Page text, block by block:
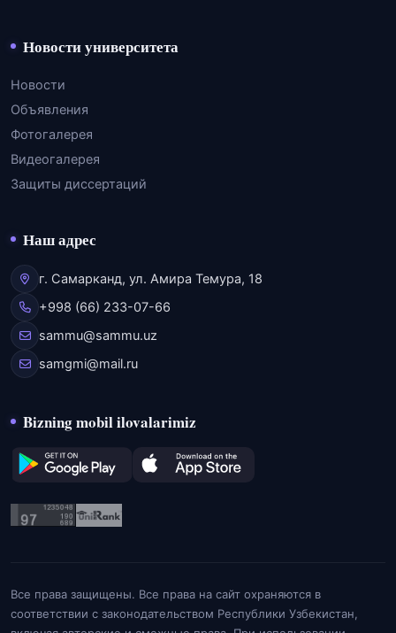
Новости университета
Новости
Объявления
Фотогалерея
Видеогалерея
Защиты диссертаций
Наш адрес
г. Самарканд, ул. Амира Темура, 18
+998 (66) 233-07-66
sammu@sammu.uz
samgmi@mail.ru
Bizning mobil ilovalarimiz
Все права защищены. Все права на сайт охраняются в
соответствии с законодательством Республики Узбекистан,